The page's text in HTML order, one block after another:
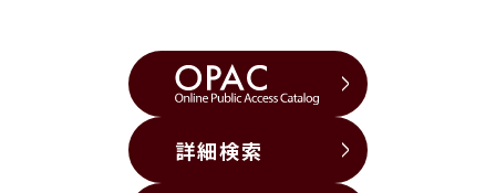
詳細検索